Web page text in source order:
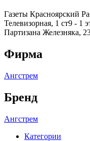
Газеты Красноярский
Телевизорная, 1 ст9 - 1
Партизана Железняка,
Фирма
Ангстрем
Бренд
Ангстрем
Категории